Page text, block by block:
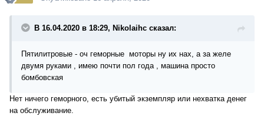
В 16.04.2020 в 18:29, Nikolaihc сказал:
Пятилитровые - оч геморные моторы ну их нах, а за желе
двумя руками , имею почти пол года , машина просто
бомбовская
Нет ничего геморного, есть убитый экземпляр или нехватка денег
на обслуживание.